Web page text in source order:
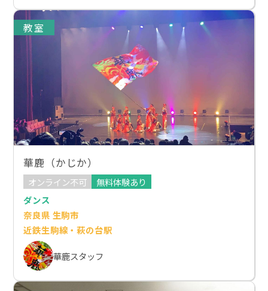
教室
華鹿（かじか）
オンライン不可
無料体験あり
ダンス
奈良県 生駒市
近鉄生駒線・萩の台駅
華鹿スタッフ